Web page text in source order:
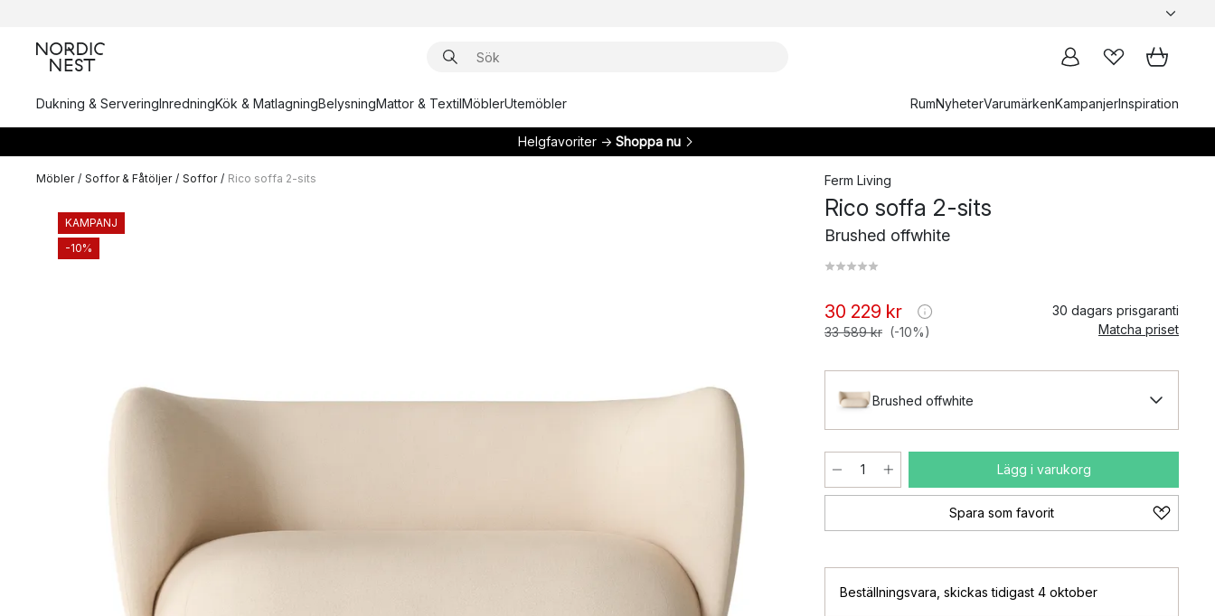
Dukning & ServeringInredningKök & MatlagningBelysningMattor & TextilMöblerUtemöbler RumNyheterVarumärkenKampanjerInspiration
Helgfavoriter → Shoppa nu
Möbler / Soffor & Fåtöljer / Soffor / Rico soffa 2-sits
KAMPANJ
-10%
Ferm Living
Rico soffa 2-sits
Brushed offwhite
30 229 kr
33 589 kr (-10%)
30 dagars prisgaranti
Matcha priset
Brushed offwhite
Lägg i varukorg
Spara som favorit
Beställningsvara skickas tidigast 4 oktober